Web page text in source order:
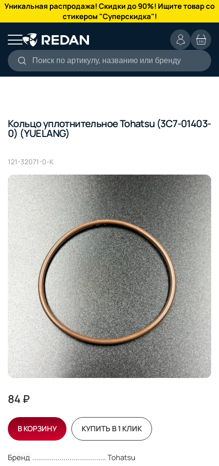
Уникальная распродажа! Скидки до 90%! Ищите товар со
стикером "Суперскидка"!
Поиск по артикулу, названию или бренду
КАТАЛОГ
Кольцо уплотнительное Tohatsu (3C7-01403-
0) (YUELANG)
121-32071-0-K
Бренд Tohatsu
84 ₽
В КОРЗИНУ КУПИТЬ В 1 КЛИК